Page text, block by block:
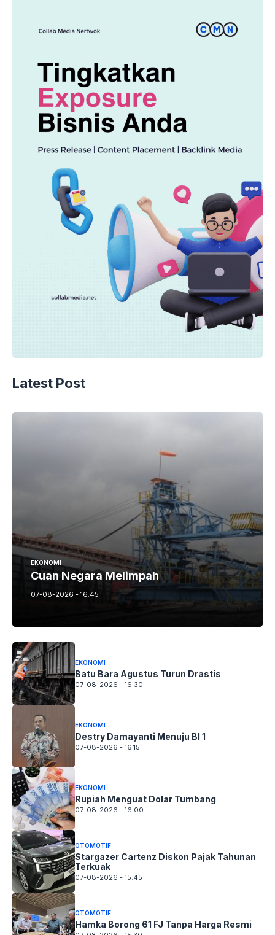
Latest Post
EKONOMI
Cuan Negara Melimpah
07-08-2026 - 16.45
EKONOMI
Batu Bara Agustus Turun Drastis
07-08-2026 - 16.30
EKONOMI
Destry Damayanti Menuju BI 1
07-08-2026 - 16.15
EKONOMI
Rupiah Menguat Dolar Tumbang
07-08-2026 - 16.00
OTOMOTIF
Stargazer Cartenz Diskon Pajak Tahunan
Terkuak
07-08-2026 - 15.45
OTOMOTIF
Hamka Borong 61 FJ Tanpa Harga Resmi